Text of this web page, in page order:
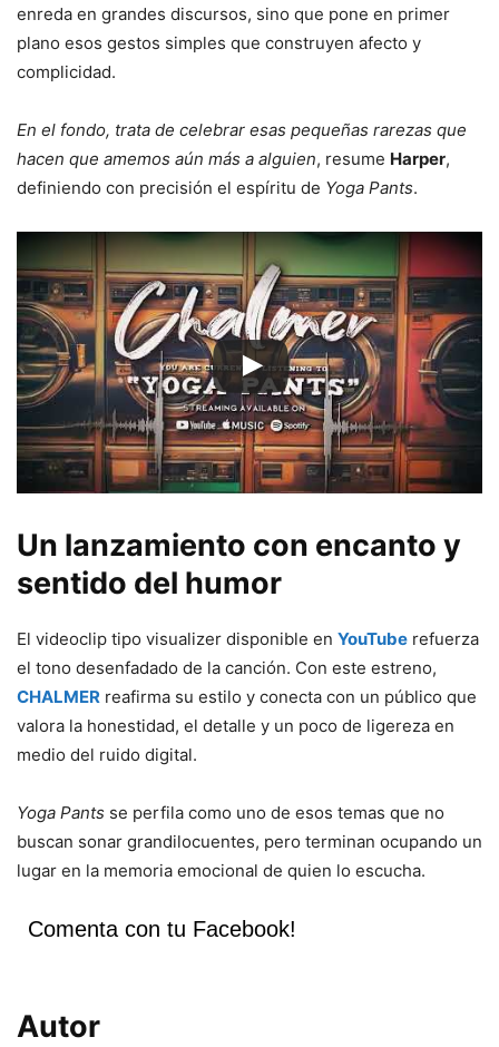
enreda en grandes discursos, sino que pone en primer
plano esos gestos simples que construyen afecto y
complicidad.
En el fondo, trata de celebrar esas pequeñas rarezas que
hacen que amemos aún más a alguien, resume Harper,
definiendo con precisión el espíritu de Yoga Pants.
Un lanzamiento con encanto y
sentido del humor
El videoclip tipo visualizer disponible en YouTube refuerza
el tono desenfadado de la canción. Con este estreno,
CHALMER reafirma su estilo y conecta con un público que
valora la honestidad, el detalle y un poco de ligereza en
medio del ruido digital.
Yoga Pants se perfila como uno de esos temas que no
buscan sonar grandilocuentes, pero terminan ocupando un
lugar en la memoria emocional de quien lo escucha.
Comenta con tu Facebook!
Autor